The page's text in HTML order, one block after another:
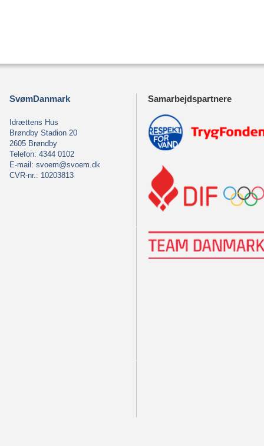
SvømDanmark
Idrættens Hus
Brøndby Stadion 20
2605 Brøndby
Telefon: 4344 0102
E-mail: svoem@svoem.dk
CVR-nr.: 10203813
Samarbejdspartnere